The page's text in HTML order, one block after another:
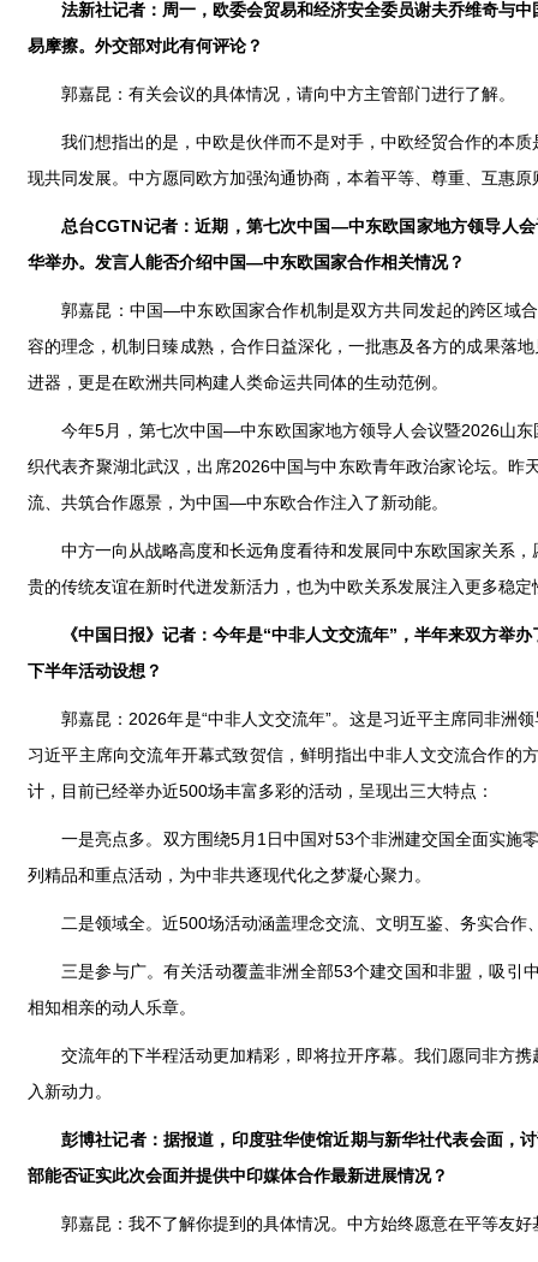
法新社记者：周一，欧委会贸易和经济安全委员谢夫乔维奇与
易摩擦。外交部对此有何评论？
郭嘉昆：有关会议的具体情况，请向中方主管部门进行了解。
我们想指出的是，中欧是伙伴而不是对手，中欧经贸合作的本
现共同发展。中方愿同欧方加强沟通协商，本着平等、尊重、互惠
总台CGTN记者：近期，第七次中国—中东欧国家地方领导人
华举办。发言人能否介绍中国—中东欧国家合作相关情况？
郭嘉昆：中国—中东欧国家合作机制是双方共同发起的跨区域
容的理念，机制日臻成熟，合作日益深化，一批惠及各方的成果落
进器，更是在欧洲共同构建人类命运共同体的生动范例。
今年5月，第七次中国—中东欧国家地方领导人会议暨2026山
织代表齐聚湖北武汉，出席2026中国与中东欧青年政治家论坛。
流、共筑合作愿景，为中国—中东欧合作注入了新动能。
中方一向从战略高度和长远角度看待和发展同中东欧国家关系
贵的传统友谊在新时代迸发新活力，也为中欧关系发展注入更多稳
《中国日报》记者：今年是“中非人文交流年”，半年来双方举
下半年活动设想？
郭嘉昆：2026年是“中非人文交流年”。这是习近平主席同非洲
习近平主席向交流年开幕式致贺信，鲜明指出中非人文交流合作的
计，目前已经举办近500场丰富多彩的活动，呈现出三大特点：
一是亮点多。双方围绕5月1日中国对53个非洲建交国全面实施
列精品和重点活动，为中非共逐现代化之梦凝心聚力。
二是领域全。近500场活动涵盖理念交流、文明互鉴、务实合
三是参与广。有关活动覆盖非洲全部53个建交国和非盟，吸引
相知相亲的动人乐章。
交流年的下半程活动更加精彩，即将拉开序幕。我们愿同非方
入新动力。
彭博社记者：据报道，印度驻华使馆近期与新华社代表会面，
部能否证实此次会面并提供中印媒体合作最新进展情况？
郭嘉昆：我不了解你提到的具体情况。中方始终愿意在平等友